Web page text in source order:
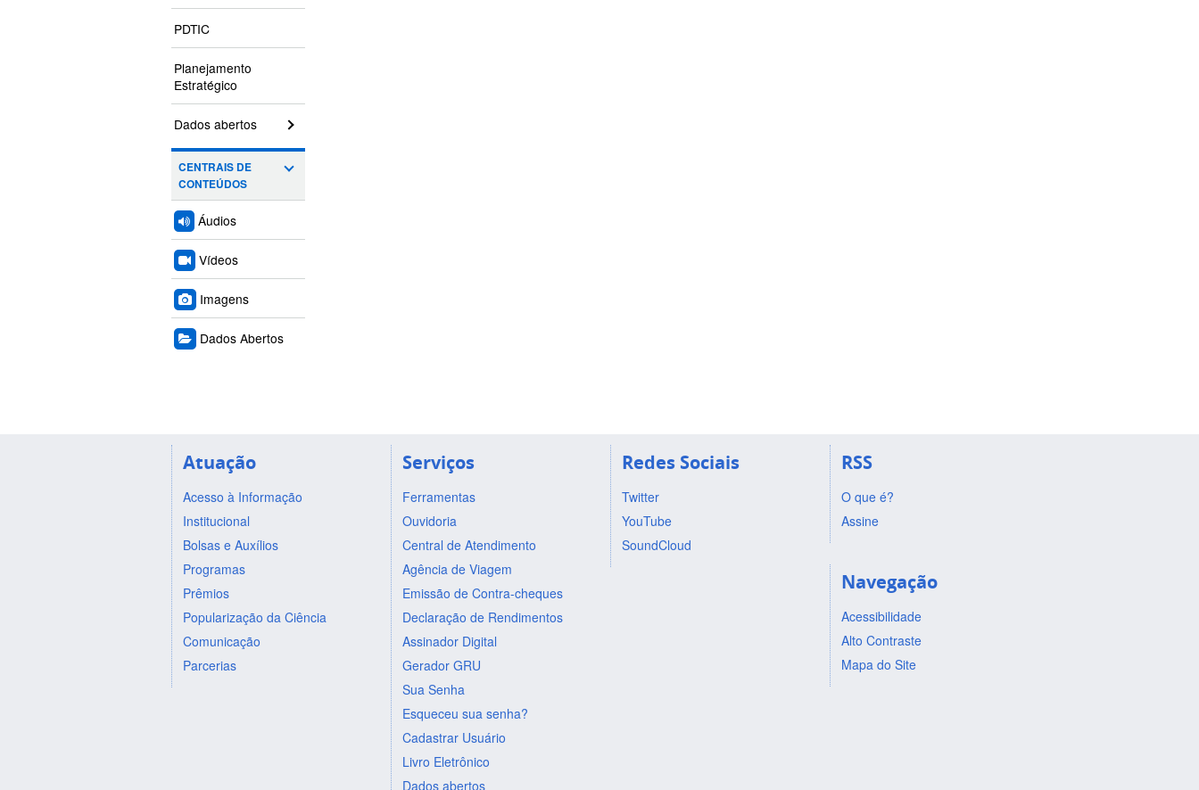
PDTIC
Planejamento
Estratégico
Dados abertos
CENTRAIS DE
CONTEÚDOS
Áudios
Vídeos
Imagens
Dados Abertos
Atuação
Acesso à Informação
Institucional
Bolsas e Auxílios
Programas
Prêmios
Popularização da Ciência
Comunicação
Parcerias
Serviços
Ferramentas
Ouvidoria
Central de Atendimento
Agência de Viagem
Emissão de Contra-cheques
Declaração de Rendimentos
Assinador Digital
Gerador GRU
Sua Senha
Esqueceu sua senha?
Cadastrar Usuário
Livro Eletrônico
Dados abertos
Redes Sociais
Twitter
YouTube
SoundCloud
RSS
O que é?
Assine
Navegação
Acessibilidade
Alto Contraste
Mapa do Site